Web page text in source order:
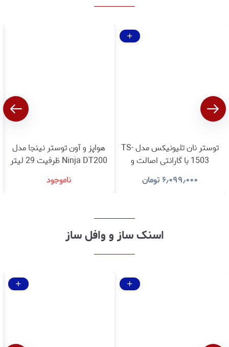
توستر نان تلیونیکس مدل TS-
1503 با گارانتی اصالت و
سلامت کالا
۶٫۰۹۹٫۰۰۰ تومان
هواپز و آون توستر نینجا مدل
Ninja DT200 ظرفیت 29 لیتر
با گارانتی اصالت و سلامت کالا
ناموجود
اسنک ساز و وافل ساز